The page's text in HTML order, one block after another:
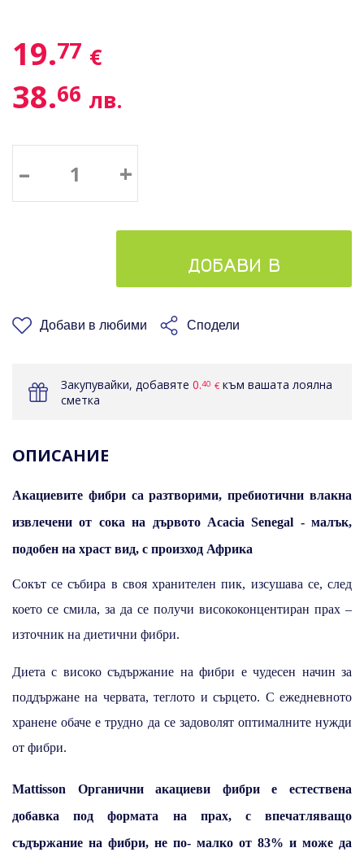
19.77 €
38.66 лв.
– +
ДОБАВИ В
КОШНИЦАТА
Добави в любими Сподели
Закупувайки, добавяте 0.40 € към вашата лоялна
сметка
ОПИСАНИЕ
Акациевите фибри са разтворими, пребиотични влакна
извлечени от сока на дървото Acacia Senegal - малък,
подобен на храст вид, с произход Африка
Сокът се събира в своя хранителен пик, изсушава се, след
което се смила, за да се получи висококонцентиран прах –
източник на диетични фибри.
Диета с високо съдържание на фибри е чудесен начин за
поддържане на червата, теглото и сърцето. С ежедневното
хранене обаче е трудно да се задоволят оптималните нужди
от фибри.
Mattisson Органични акациеви фибри е естествена
добавка под формата на прах, с впечатляващо
съдържание на фибри, не по- малко от 83% и може да